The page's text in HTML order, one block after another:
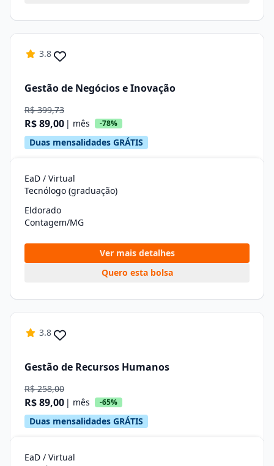
3.8
Gestão de Negócios e Inovação
R$ 399,73
R$ 89,00 | mês -78%
Duas mensalidades GRÁTIS
EaD / Virtual
Tecnólogo (graduação)
Eldorado
Contagem/MG
Ver mais detalhes
Quero esta bolsa
3.8
Gestão de Recursos Humanos
R$ 258,00
R$ 89,00 | mês -65%
Duas mensalidades GRÁTIS
EaD / Virtual